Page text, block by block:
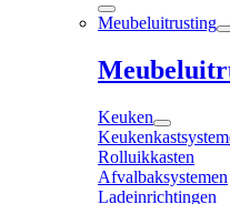
Meubeluitrusting
Keuken
Rolluikkasten
Afvalbaksystemen
Ladeinrichtingen